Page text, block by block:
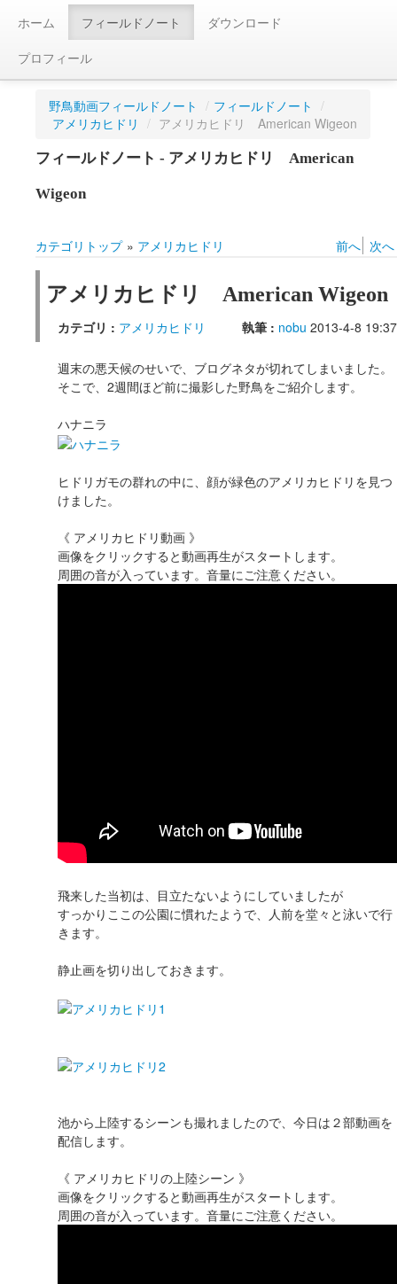
ホーム フィールドノート
ダウンロード
プロフィール
野鳥動画フィールドノート / フィールドノート /
アメリカヒドリ / アメリカヒドリ American Wigeon
フィールドノート - アメリカヒドリ American
Wigeon
カテゴリトップ » アメリカヒドリ 前へ 次へ
アメリカヒドリ American Wigeon
カテゴリ : アメリカヒドリ 執筆 : nobu 2013-4-8 19:37
週末の悪天候のせいで、ブログネタが切れてしまいました。
そこで、2週間ほど前に撮影した野鳥をご紹介します。
ハナニラ
ヒドリガモの群れの中に、顔が緑色のアメリカヒドリを見つ
けました。
《 アメリカヒドリ動画 》
画像をクリックすると動画再生がスタートします。
周囲の音が入っています。音量にご注意ください。
飛来した当初は、目立たないようにしていましたが
すっかりここの公園に慣れたようで、人前を堂々と泳いで行
きます。
静止画を切り出しておきます。
池から上陸するシーンも撮れましたので、今日は２部動画を
配信します。
《 アメリカヒドリの上陸シーン 》
画像をクリックすると動画再生がスタートします。
周囲の音が入っています。音量にご注意ください。